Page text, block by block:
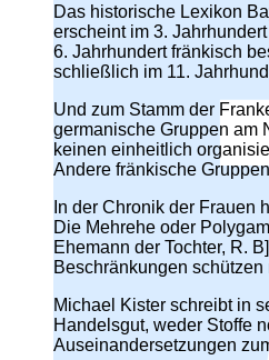
Das historische Lexikon
erscheint im 3.
6. Jahrhundert fränkisch
schließlich im 11.
Und zum Stamm der
germanische Gruppen am
keinen einheitlich
Andere fränkische
In der Chronik der Frauen
Die Mehrehe oder
Ehemann der Tochter, R.
Beschränkungen
Michael Kister schreibt in
Handelsgut, weder Stoffe
Auseinandersetzungen